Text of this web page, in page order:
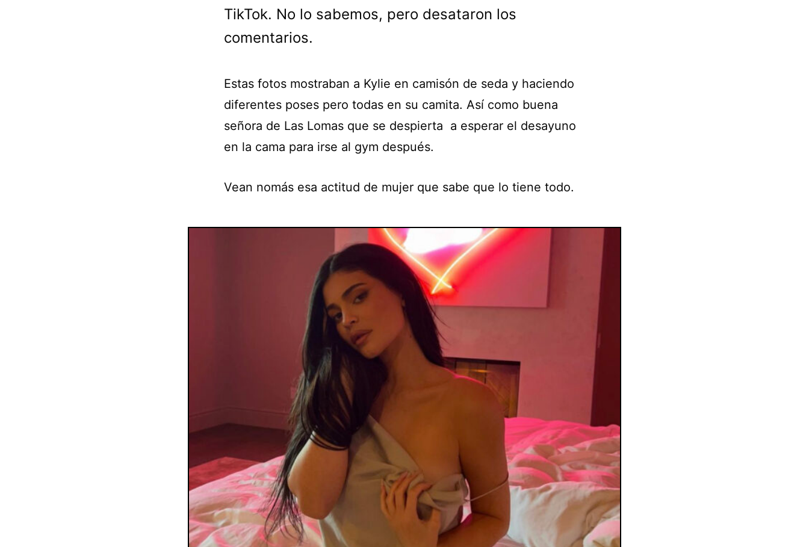
TikTok. No lo sabemos, pero desataron los
comentarios.
Estas fotos mostraban a Kylie en camisón de seda y haciendo
diferentes poses pero todas en su camita. Así como buena
señora de Las Lomas que se despierta a esperar el desayuno
en la cama para irse al gym después.
Vean nomás esa actitud de mujer que sabe que lo tiene todo.